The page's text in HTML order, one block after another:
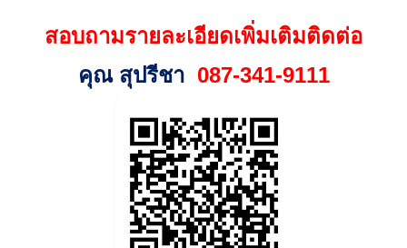
สอบถามรายละเอียดเพิ่มเติมติดต่อ
คุณ สุปรีชา 087-341-9111